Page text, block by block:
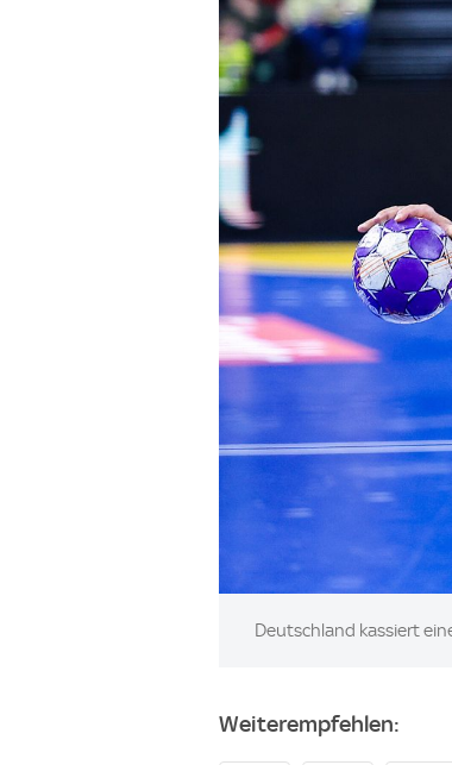
Image:
Deutschland kassiert
Weiterempfehlen: